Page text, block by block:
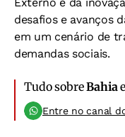
desafios e avanços
em um cenário de
demandas sociais.
Tudo sobreBahia
Entre no canal